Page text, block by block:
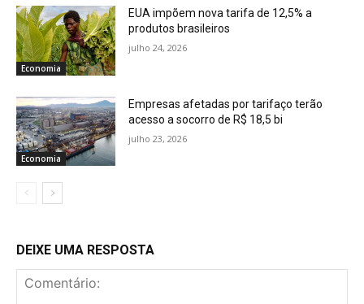
Economia
EUA impõem nova tarifa de 12,5% a
produtos brasileiros
julho 24, 2026
Economia
Empresas afetadas por tarifaço terão
acesso a socorro de R$ 18,5 bi
julho 23, 2026
DEIXE UMA RESPOSTA